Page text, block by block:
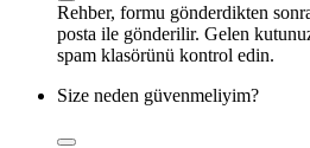
Rehber, formu gönderdikten
posta ile gönderilir. Gelen
spam klasörünü kontrol edin.
Size neden güvenmeliyim?